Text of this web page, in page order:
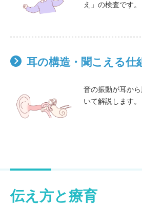
え」の検査です。
耳の構造・聞こえる仕
音の振動が耳か
いて解説します。
伝え方と療育